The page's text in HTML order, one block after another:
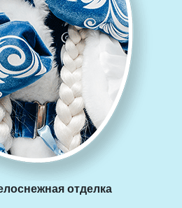
отделка